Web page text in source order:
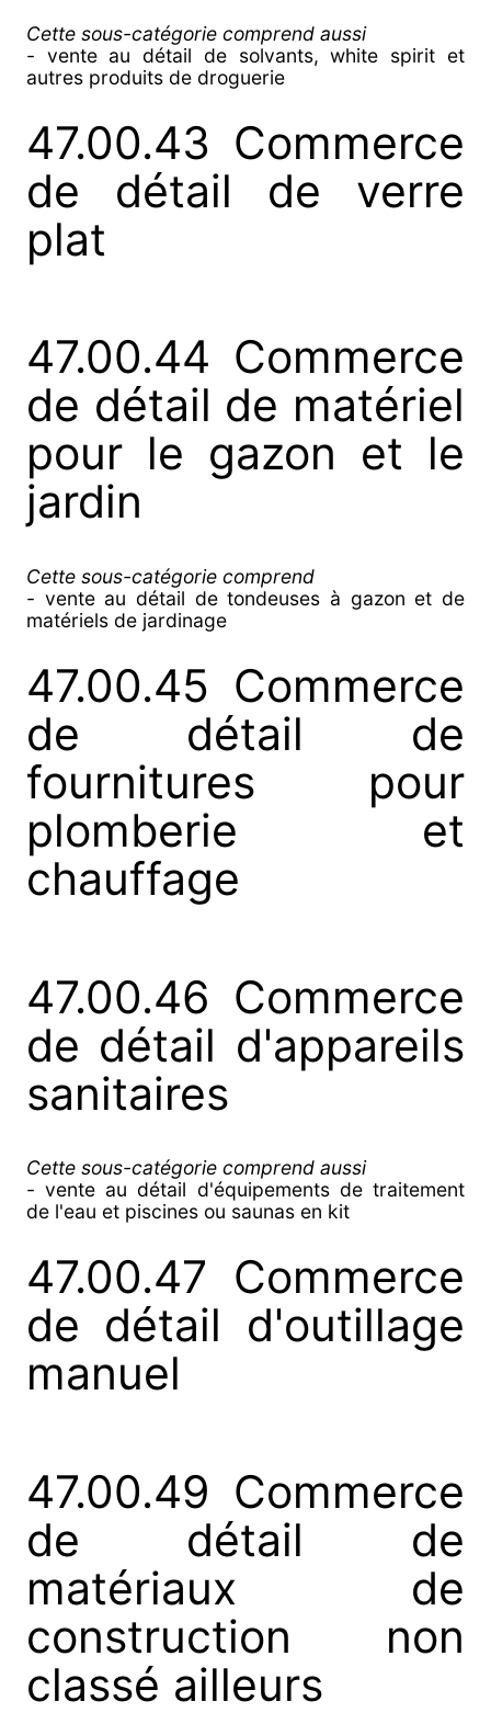
Cette sous-catégorie comprend aussi
- vente au détail de solvants, white spirit et
autres produits de droguerie
47.00.43 Commerce
de détail de verre
plat
47.00.44 Commerce
de détail de matériel
pour le gazon et le
jardin
Cette sous-catégorie comprend
- vente au détail de tondeuses à gazon et de
matériels de jardinage
47.00.45 Commerce
de détail de
fournitures pour
plomberie et
chauffage
47.00.46 Commerce
de détail d'appareils
sanitaires
Cette sous-catégorie comprend aussi
- vente au détail d'équipements de traitement
de l'eau et piscines ou saunas en kit
47.00.47 Commerce
de détail d'outillage
manuel
47.00.49 Commerce
de détail de
matériaux de
construction non
classé ailleurs